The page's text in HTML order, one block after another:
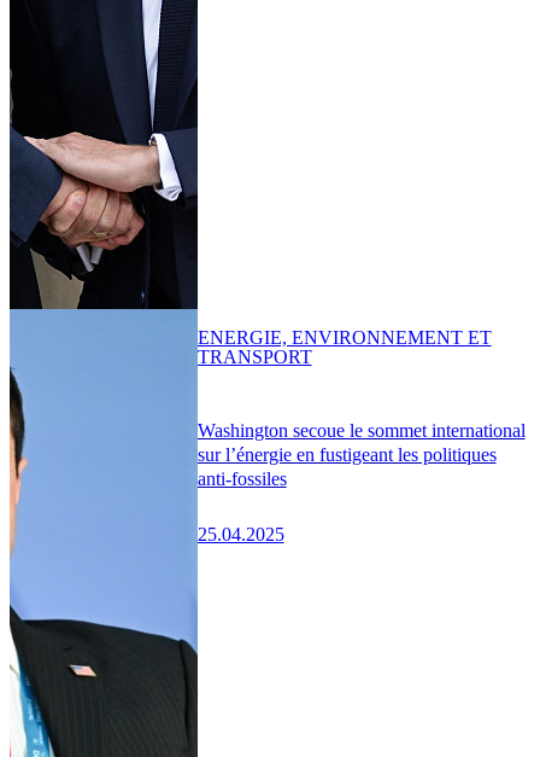
Washington secoue le sommet international
sur l’énergie en fustigeant les politiques
anti-fossiles
25.04.2025
ENERGIE, ENVIRONNEMENT ET
TRANSPORT